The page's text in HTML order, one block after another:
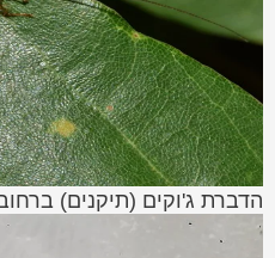
הדברת ג'וקים (תיקנים)